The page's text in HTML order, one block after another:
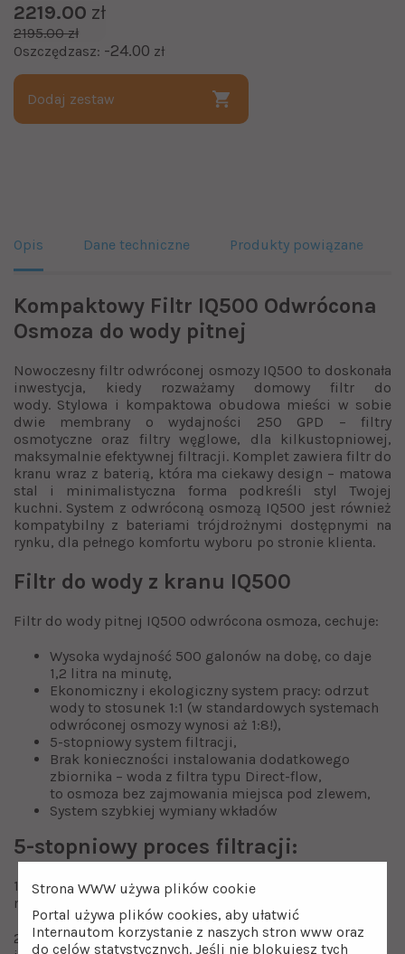
2219.00 zł
2195.00 zł
Oszczędzasz: -24.00 zł
Dodaj zestaw
Opis Dane techniczne Produkty powiązane
Kompaktowy Filtr IQ500 Odwrócona
Osmoza do wody pitnej
Nowoczesny filtr odwróconej osmozy IQ500 to doskonała
inwestycja, kiedy rozważamy domowy filtr do
wody. Stylowa i kompaktowa obudowa mieści w sobie
dwie membrany o wydajności 250 GPD – filtry
osmotyczne oraz filtry węglowe, dla kilkustopniowej,
maksymalnie efektywnej filtracji. Komplet zawiera filtr do
kranu wraz z baterią, która ma ciekawy design – matowa
stal i minimalistyczna forma podkreśli styl Twojej
kuchni. System z odwróconą osmozą IQ500 jest również
kompatybilny z bateriami trójdrożnymi dostępnymi na
rynku, dla pełnego komfortu wyboru po stronie klienta.
Filtr do wody z kranu IQ500
Filtr do wody pitnej IQ500 odwrócona osmoza, cechuje:
Wysoka wydajność 500 galonów na dobę, co daje
1,2 litra na minutę,
Ekonomiczny i ekologiczny system pracy: odrzut
wody to stosunek 1:1 (w standardowych systemach
odwróconej osmozy wynosi aż 1:8!),
5-stopniowy system filtracji,
Brak konieczności instalowania dodatkowego
zbiornika – woda z filtra typu Direct-flow,
to osmoza bez zajmowania miejsca pod zlewem,
System szybkiej wymiany wkładów
5-stopniowy proces filtracji:
1. Usuwa duże cząsteczki, zawiesiny, zanieczyszczenia
mechaniczne (wymiana co 3-6 mies.)
2. Poprawia smak i zapach wody, usuwa chlor
Strona WWW używa plików cookie
Portal używa plików cookies, aby ułatwić
Internautom korzystanie z naszych stron www oraz
do celów statystycznych. Jeśli nie blokujesz tych